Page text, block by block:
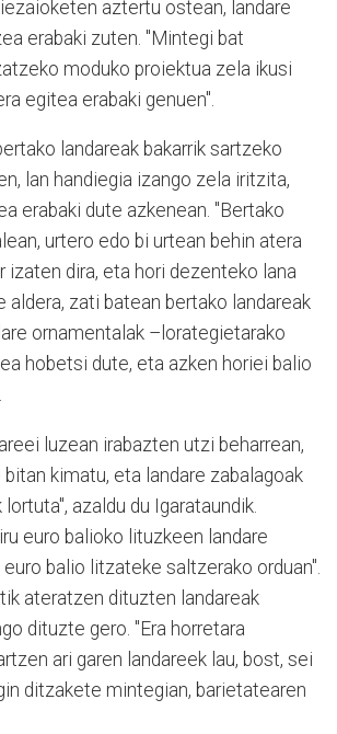
aztertu ostean, landare
erabaki zuten. "Mintegi bat
moduko proiektua zela ikusi
egitea erabaki genuen".
landareak bakarrik sartzeko
lan handiegia izango zela iritzita,
erabaki dute azkenean. "Bertako
urtero edo bi urtean behin atera
izaten dira, eta hori dezenteko lana
aldera, zati batean bertako landareak
ornamentalak –lorategietarako
hobetsi dute, eta azken horiei balio
luzean irabazten utzi beharrean,
kimatu, eta landare zabalagoak
azaldu du Igarataundik.
euro balioko lituzkeen landare
balio litzateke saltzerako orduan".
ateratzen dituzten landareak
dituzte gero. "Era horretara
ari garen landareek lau, bost, sei
ditzakete mintegian, barietatearen